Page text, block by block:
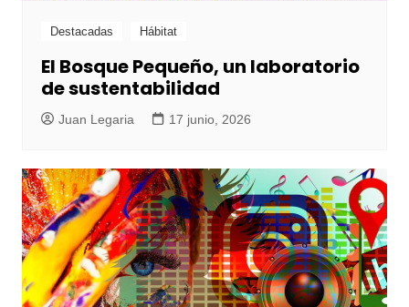
Destacadas Hábitat
El Bosque Pequeño, un laboratorio
de sustentabilidad
Juan Legaria 17 junio, 2026